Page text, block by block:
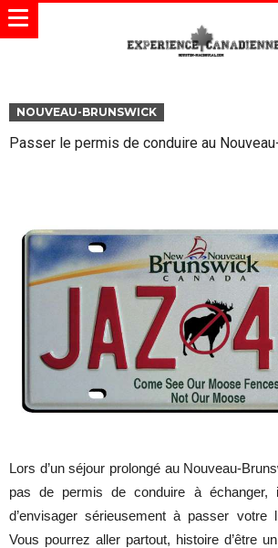
NOUVEAU-BRUNSWICK
Passer le permis de conduire au
Lors d’un séjour prolongé au Nouveau-
pas de permis de conduire à échanger,
d’envisager sérieusement à passer votre
Vous pourrez aller partout, histoire d’être